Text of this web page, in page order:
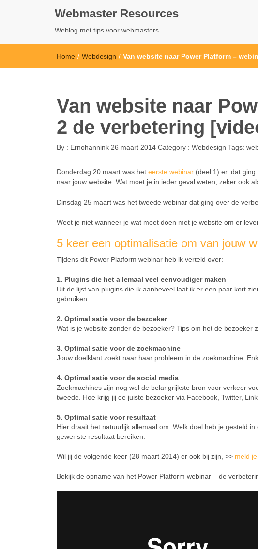
Webmaster Resources
Weblog met tips voor webmasters
Home / Webdesign / Van website naar Power Platform –
Van website naar
2 de verbetering
By : Ernohannink 26 maart 2014 Category : Webdesign Tags:
Donderdag 20 maart was het eerste webinar (deel 1) en dat
naar jouw website. Wat moet je in ieder geval weten, zeker ook
Dinsdag 25 maart was het tweede webinar dat ging over de
Weet je niet wanneer je wat moet doen met je website om er
5 keer een optimalisatie om van jouw
Tijdens dit Power Platform webinar heb ik verteld over:
1. Plugins die het allemaal veel eenvoudiger maken
Uit de lijst van plugins die ik aanbeveel laat ik er een paar kort
gebruiken.
2. Optimalisatie voor de bezoeker
Wat is je website zonder de bezoeker? Tips om het de bezoeker
3. Optimalisatie voor de zoekmachine
Jouw doelklant zoekt naar haar probleem in de zoekmachine.
4. Optimalisatie voor de social media
Zoekmachines zijn nog wel de belangrijkste bron voor verkeer
tweede. Hoe krijg jij de juiste bezoeker via Facebook, Twitter,
5. Optimalisatie voor resultaat
Hier draait het natuurlijk allemaal om. Welk doel heb je gesteld
gewenste resultaat bereiken.
Wil jij de volgende keer (28 maart 2014) er ook bij zijn, >> meld
Bekijk de opname van het Power Platform webinar – de